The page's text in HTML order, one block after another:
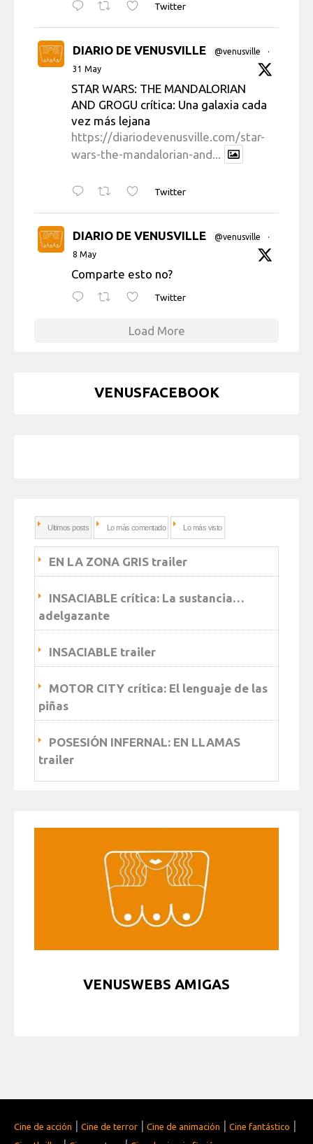
Twitter
DIARIO DE VENUSVILLE @venusville
·
31 May
STAR WARS: THE MANDALORIAN
AND GROGU crítica: Una galaxia cada
vez más lejana
https://diariodevenusville.com/star-
wars-the-mandalorian-and...
Twitter
DIARIO DE VENUSVILLE @venusville
·
8 May
Comparte esto no?
Twitter
Load More
VENUSFACEBOOK
Ultimos posts Lo más comentado Lo más visto
EN LA ZONA GRIS trailer
INSACIABLE crítica: La sustancia…
adelgazante
INSACIABLE trailer
MOTOR CITY crítica: El lenguaje de las
piñas
POSESIÓN INFERNAL: EN LLAMAS
trailer
VENUSWEBS AMIGAS
Cine de acción | Cine de terror | Cine de animación | Cine fantástico |